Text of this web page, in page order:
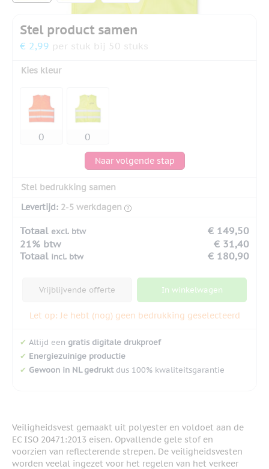
Stel product samen
€ 2,99 per stuk bij 50 stuks
Kies kleur
Naar volgende stap
Stel bedrukking samen
Levertijd: 2-5 werkdagen
Totaal excl. btw
€ 149,50
21% btw
€ 31,40
Totaal incl. btw € 180,90
Vrijblijvende offerte In winkelwagen
Let op: Je hebt (nog) geen bedrukking geselecteerd
✔ Altijd een gratis digitale drukproef
✔ Energiezuinige productie
✔ Gewoon in NL gedruktdus 100% kwaliteitsgarantie
Veiligheidsvest gemaakt uit polyester en voldoet aan de
EC ISO 20471:2013 eisen. Opvallende gele stof en
voorzien van reflecterende strepen. De veiligheidsvesten
worden veelal ingezet voor het regelen van het verkeer